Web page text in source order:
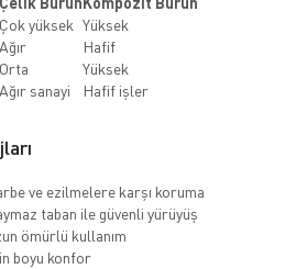
Çok yüksek Yüksek
Ağır
Hafif
Orta
Yüksek
Ağır sanayi Hafif işler
ve ezilmelere karşı koruma
taban ile güvenli yürüyüş
ömürlü kullanım
boyu konfor